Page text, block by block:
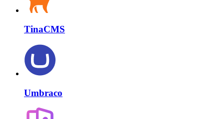
TinaCMS
Umbraco